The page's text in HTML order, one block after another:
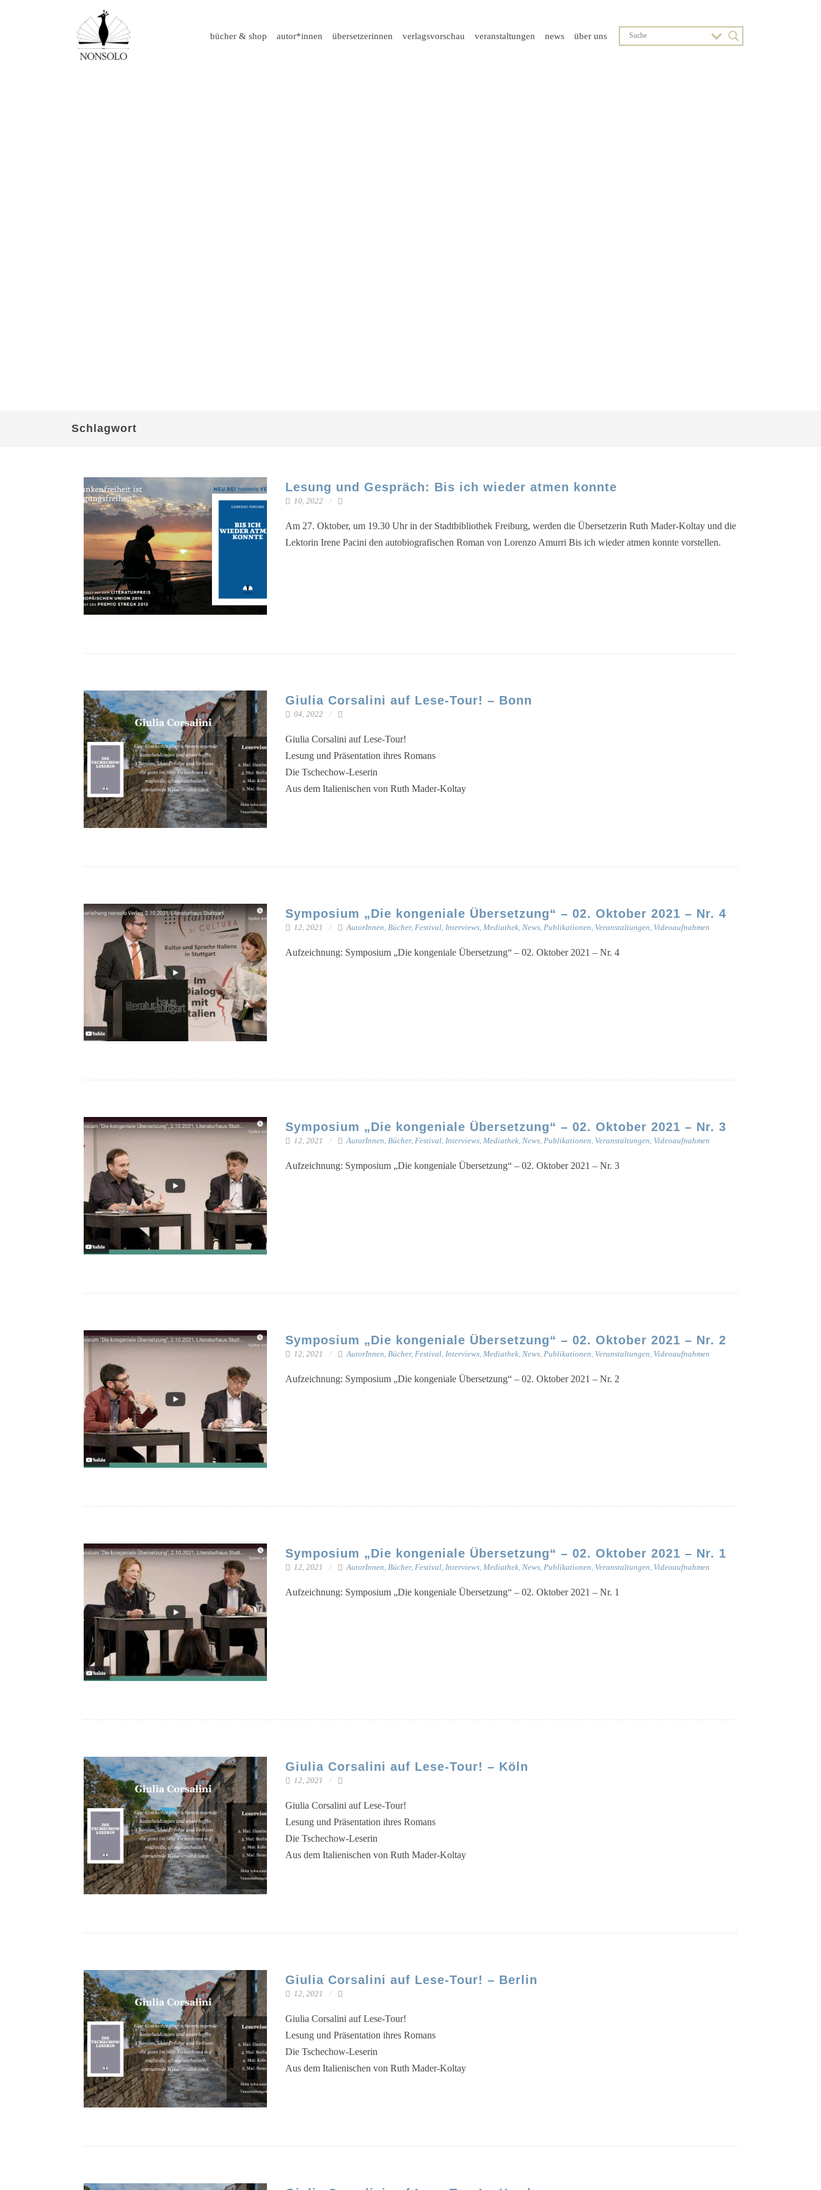
bücher & shop autor*innen übersetzerinnen verlagsvorschau veranstaltungen news über uns
Schlagwort
Lesung und Gespräch: Bis ich wieder atmen konnte
10, 2022
Am 27. Okto­ber, um 19.30 Uhr in der Stadt­bi­blio­thek Frei­burg, wer­den die Über­set­ze­rin Ruth Mader-Koltay und die
Lek­to­rin Ire­ne Paci­ni den auto­bio­gra­fi­schen Roman von Loren­zo Amur­ri Bis ich wie­der atmen konn­te vorstellen.
Giulia Corsalini auf Lese-Tour! – Bonn
04, 2022
Giu­lia Cor­sali­ni auf Lese-Tour!
Lesung und Prä­sen­ta­ti­on ihres Romans
Die Tschechow-Leserin
Aus dem Ita­lie­ni­schen von Ruth Mader-Koltay
Symposium „Die kongeniale Übersetzung“ – 02. Oktober 2021 – Nr. 4
12, 2021 AutorInnen, Bücher, Festival, Interviews, Mediathek, News, Publikationen, Veranstaltungen, Videoaufnahmen
Auf­zeich­nung: Sym­po­si­um „Die kon­ge­nia­le Über­set­zung“ – 02. Okto­ber 2021 – Nr. 4
Symposium „Die kongeniale Übersetzung“ – 02. Oktober 2021 – Nr. 3
12, 2021 AutorInnen, Bücher, Festival, Interviews, Mediathek, News, Publikationen, Veranstaltungen, Videoaufnahmen
Auf­zeich­nung: Sym­po­si­um „Die kon­ge­nia­le Über­set­zung“ – 02. Okto­ber 2021 – Nr. 3
Symposium „Die kongeniale Übersetzung“ – 02. Oktober 2021 – Nr. 2
12, 2021 AutorInnen, Bücher, Festival, Interviews, Mediathek, News, Publikationen, Veranstaltungen, Videoaufnahmen
Auf­zeich­nung: Sym­po­si­um „Die kon­ge­nia­le Über­set­zung“ – 02. Okto­ber 2021 – Nr. 2
Symposium „Die kongeniale Übersetzung“ – 02. Oktober 2021 – Nr. 1
12, 2021 AutorInnen, Bücher, Festival, Interviews, Mediathek, News, Publikationen, Veranstaltungen, Videoaufnahmen
Auf­zeich­nung: Sym­po­si­um „Die kon­ge­nia­le Über­set­zung“ – 02. Okto­ber 2021 – Nr. 1
Giulia Corsalini auf Lese-Tour! – Köln
12, 2021
Giu­lia Cor­sali­ni auf Lese-Tour!
Lesung und Prä­sen­ta­ti­on ihres Romans
Die Tschechow-Leserin
Aus dem Ita­lie­ni­schen von Ruth Mader-Koltay
Giulia Corsalini auf Lese-Tour! – Berlin
12, 2021
Giu­lia Cor­sali­ni auf Lese-Tour!
Lesung und Prä­sen­ta­ti­on ihres Romans
Die Tschechow-Leserin
Aus dem Ita­lie­ni­schen von Ruth Mader-Koltay